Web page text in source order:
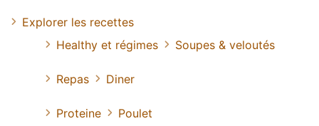
Explorer les recettes
Healthy et régimes
Soupes & veloutés
Repas Diner
Proteine Poulet